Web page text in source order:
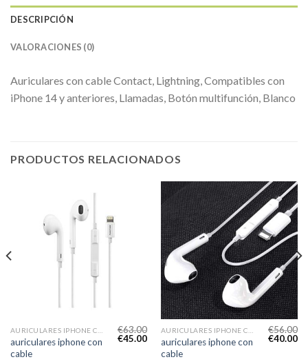
DESCRIPCIÓN
VALORACIONES (0)
Auriculares con cable Contact, Lightning, Compatibles con
iPhone 14 y anteriores, Llamadas, Botón multifunción, Blanco
PRODUCTOS RELACIONADOS
auriculares iphone con
cable
€63.00
€45.00
auriculares iphone con
cable
€56.00
€40.00